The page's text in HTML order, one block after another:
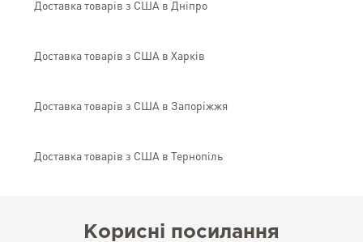
Доставка товарів з США в Дніпро
Доставка товарів з США в Харків
Доставка товарів з США в Запоріжжя
Доставка товарів з США в Тернопіль
Корисні посилання